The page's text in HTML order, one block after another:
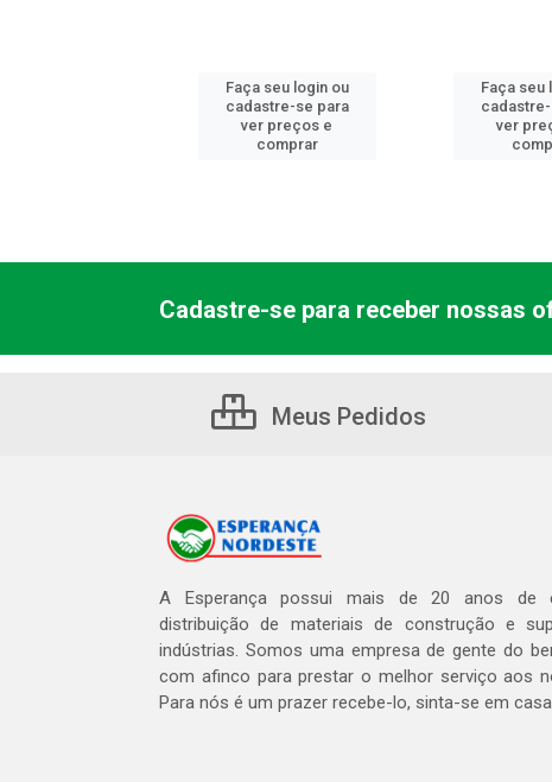
Faça seu login ou
cadastre-se para
ver preços e
comprar
Faça seu
ver
Cadastre-se para receber nossas
Meus Pedidos
A Esperança possui mais de 20 anos de
distribuição de materiais de construção e
indústrias. Somos uma empresa de gente do
com afinco para prestar o melhor serviço aos
Para nós é um prazer recebe-lo, sinta-se em